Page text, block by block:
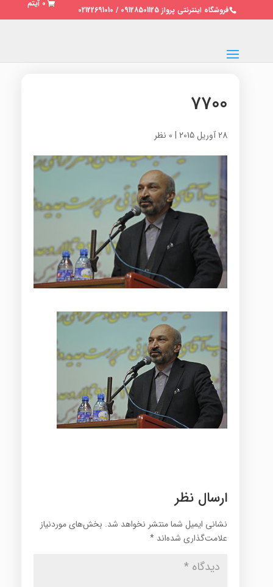
فروشگاه اینترنتی پرواز 09128501125 / 02122691010
0 آیتم
7700
28 آوریل 2015 | 0 نظر
ارسال نظر
نشانی ایمیل شما منتشر نخواهد شد. بخش‌های موردنیاز
علامت‌گذاری شده‌اند *